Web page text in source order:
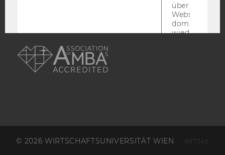
AMBA
© 2026 WIRTSCHAFTSUNIVERSITÄT WIEN #87546
über
Websites
player
nächsten